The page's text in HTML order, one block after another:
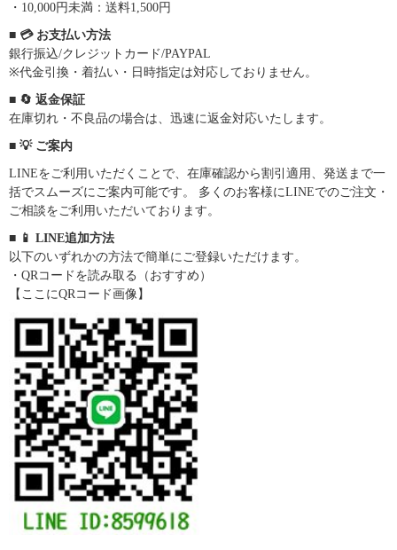
・10,000円未満：送料1,500円
■ 💳 お支払い方法
銀行振込/クレジットカード/PAYPAL
※代金引換・着払い・日時指定は対応しておりません。
■ 🔄 返金保証
在庫切れ・不良品の場合は、迅速に返金対応いたします。
■ 💡 ご案内
LINEをご利用いただくことで、在庫確認から割引適用、発送まで一
括でスムーズにご案内可能です。 多くのお客様にLINEでのご注文・
ご相談をご利用いただいております。
■ 📱 LINE追加方法
以下のいずれかの方法で簡単にご登録いただけます。
・QRコードを読み取る（おすすめ）
【ここにQRコード画像】